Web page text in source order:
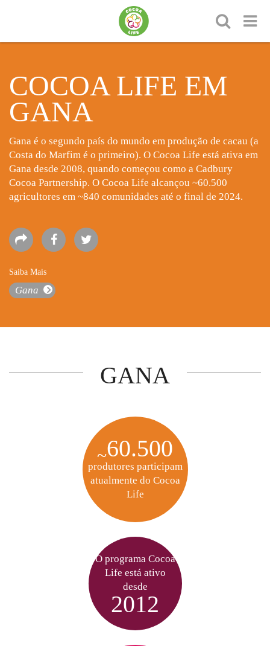
COCOA LIFE EM
GANA
Gana é o segundo país do mundo em produção de cacau (a
Costa do Marfim é o primeiro). O Cocoa Life está ativa em
Gana desde 2008, quando começou como a Cadbury
Cocoa Partnership. O Cocoa Life alcançou ~60.500
agricultores em ~840 comunidades até o final de 2024.
Saiba Mais
Gana
GANA
~60.500
produtores participam
atualmente do Cocoa
Life
O programa Cocoa
Life está ativo
desde
2012